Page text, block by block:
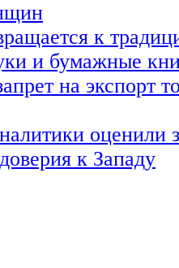
к
и бумажные
на экспорт
оценили
к Западу